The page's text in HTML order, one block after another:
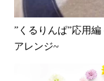
”くるりんぱ”応用
アレンジ~